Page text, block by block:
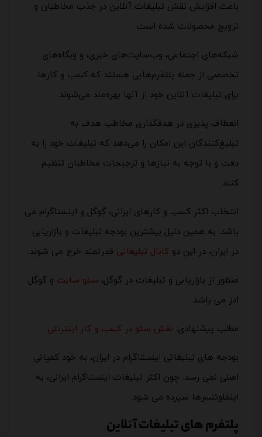
باعث افزایش نقش تبلیغات آنلاین در جذب مخاطبان و
ترویج محصولات شده است.
شبکه‌های اجتماعی، وب‌سایت‌های خبری، و وبگاه‌های
تخصصی از جمله پلتفرم‌هایی هستند که کسب و کارها
برای تبلیغات آنلاین خود از آنها بهره‌مند می‌شوند.
انعطاف پذیری در هدفگذاری مخاطب هدف به
تبلیغ‌کنندگان این امکان را می‌دهد که تبلیغات خود را به
دقت و با توجه به نیازها و ترجیحات مخاطبان تنظیم
کنند.
انتخاب اکثر کسب و کارهای ایرانی، گوگل و اینستاگرام می
باشد. به همین دلیل بیشترین بودجه تبلیغات و بازاریابی
در ایران، در این دو کانال تبلیغاتی قدرتمند خرج می شوند.
منظور از بازاریابی و تبلیغات در گوگل، سئو سایت و گوگل
ادز می باشد.
مطلب پیشنهادی: نقش سئو در کسب و کار اینترنتی
بودجه های تبلیغاتی اینستاگرام در ایران، به خود کمپانی
اصلی نمی رسد. چون اکثر تبلیغات اینستاگرام ایرانی، به
اینفلوئنسرها سپرده می شود.
پلتفرم های تبلیغات آنلاین